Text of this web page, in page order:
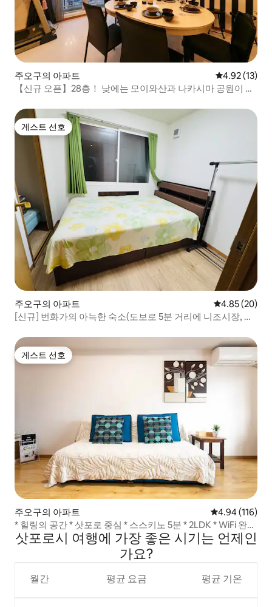
주오구의 아파트 평점 4.92점
4.92 (13)
【신규 오픈】28층！ 낮에는 모이와산과 나카시마 공원이 보
에서 즐거운 시간을 보내세요
게스트 선호
게스트 선호
주오구의 아파트 평점 4.85점(5
4.85 (20)
[신규] 번화가의 아늑한 숙소(도보로 5분 거리에 니조시장, 라
게스트 선호
게스트 선호
주오구의 아파트 평점 4.94점(5
4.94 (116)
* 힐링의 공간 * 삿포로 중심 * 스스키노 5분 * 2LDK * WiFi 완비
* 1층 편의점
삿포로시 여행에 가장 좋은 시기는 언제인
가요?
월간 평균 요금 평균 기온